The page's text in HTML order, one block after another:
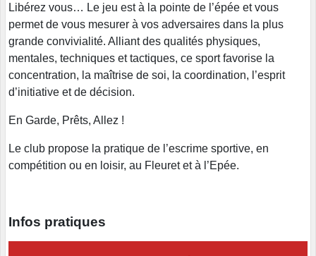
Libérez vous… Le jeu est à la pointe de l’épée et vous
permet de vous mesurer à vos adversaires dans la plus
grande convivialité. Alliant des qualités physiques,
mentales, techniques et tactiques, ce sport favorise la
concentration, la maîtrise de soi, la coordination, l’esprit
d’initiative et de décision.
En Garde, Prêts, Allez !
Le club propose la pratique de l’escrime sportive, en
compétition ou en loisir, au Fleuret et à l’Epée.
Infos pratiques